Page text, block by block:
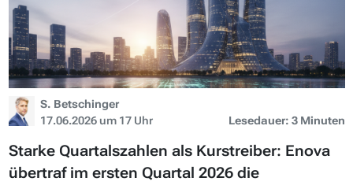
S. Betschinger
17.06.2026 um 17 Uhr
Lesedauer: 3 Minuten
Starke Quartalszahlen als Kurstreiber: Enova
übertraf im ersten Quartal 2026 die